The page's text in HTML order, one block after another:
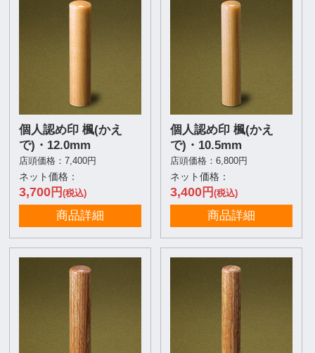
個人認め印 楓(かえ
で)・12.0mm
店頭価格：7,400円
ネット価格：
3,700円(税込)
商品詳細
個人認め印 楓(かえ
で)・10.5mm
店頭価格：6,800円
ネット価格：
3,400円 (税込)
商品詳細